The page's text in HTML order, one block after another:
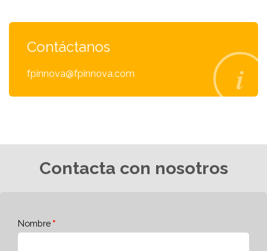
Contáctanos
fpinnova@fpinnova.com
Contacta con nosotros
Nombre